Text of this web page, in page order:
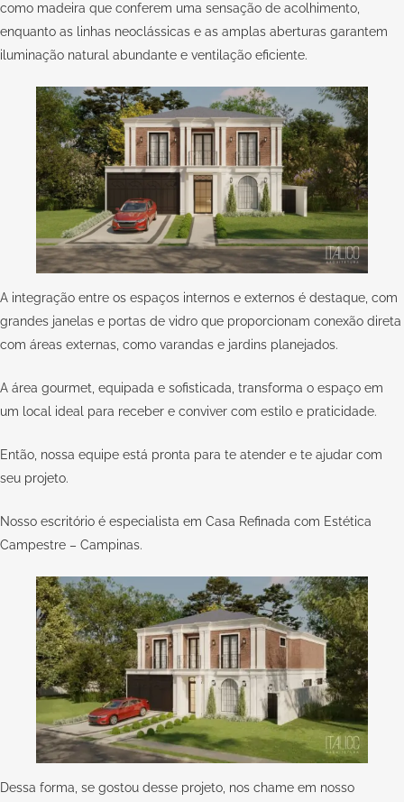
como madeira que conferem uma sensação de acolhimento,
enquanto as linhas neoclássicas e as amplas aberturas garantem
iluminação natural abundante e ventilação eficiente.
A integração entre os espaços internos e externos é destaque, com
grandes janelas e portas de vidro que proporcionam conexão direta
com áreas externas, como varandas e jardins planejados.
A área gourmet, equipada e sofisticada, transforma o espaço em
um local ideal para receber e conviver com estilo e praticidade.
Então, nossa equipe está pronta para te atender e te ajudar com
seu projeto.
Nosso escritório é especialista em Casa Refinada com Estética
Campestre – Campinas.
Dessa forma, se gostou desse projeto, nos chame em nosso